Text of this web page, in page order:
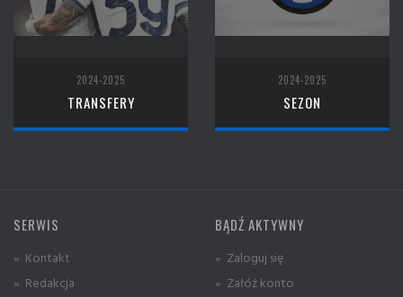
2024-2025
TRANSFERY
2024-2025
SEZON
SERWIS
» Kontakt
» Redakcja
BĄDŹ AKTYWNY
» Zaloguj się
» Załóż konto